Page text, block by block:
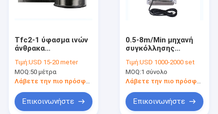
Tfc2-1 ύφασμα ινών
άνθρακα
προγράμματος που
ενισχύει τους
τοίχους τσιμέντου
Τιμή:USD 15-20 meter
MOQ:50 μέτρα
Λάβετε την πιο πρόσφατη τιμή
Επικοινωνήστε
0.5-8m/Min μηχανή
συγκόλλησης
Τιμή:USD 1000-2000 set
MOQ:1 σύνολο
Λάβετε την πιο πρόσφατη τιμή
Επικοινωνήστε